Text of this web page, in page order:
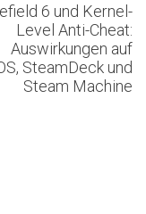
6 und Kernel-
Level Anti-Cheat:
Auswirkungen auf
SteamDeck und
Steam Machine